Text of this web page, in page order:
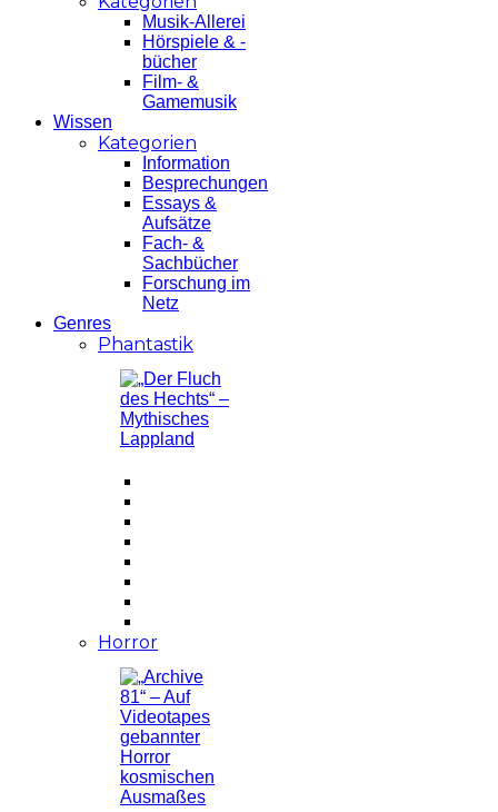
Musik-Allerei
Hörspiele & -
bücher
Film- &
Gamemusik
Wissen
Kategorien
Information
Besprechungen
Essays &
Aufsätze
Fach- &
Sachbücher
Forschung im
Netz
Genres
Phantastik
Horror